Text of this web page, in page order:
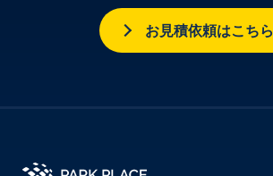
お見積依頼はこちら